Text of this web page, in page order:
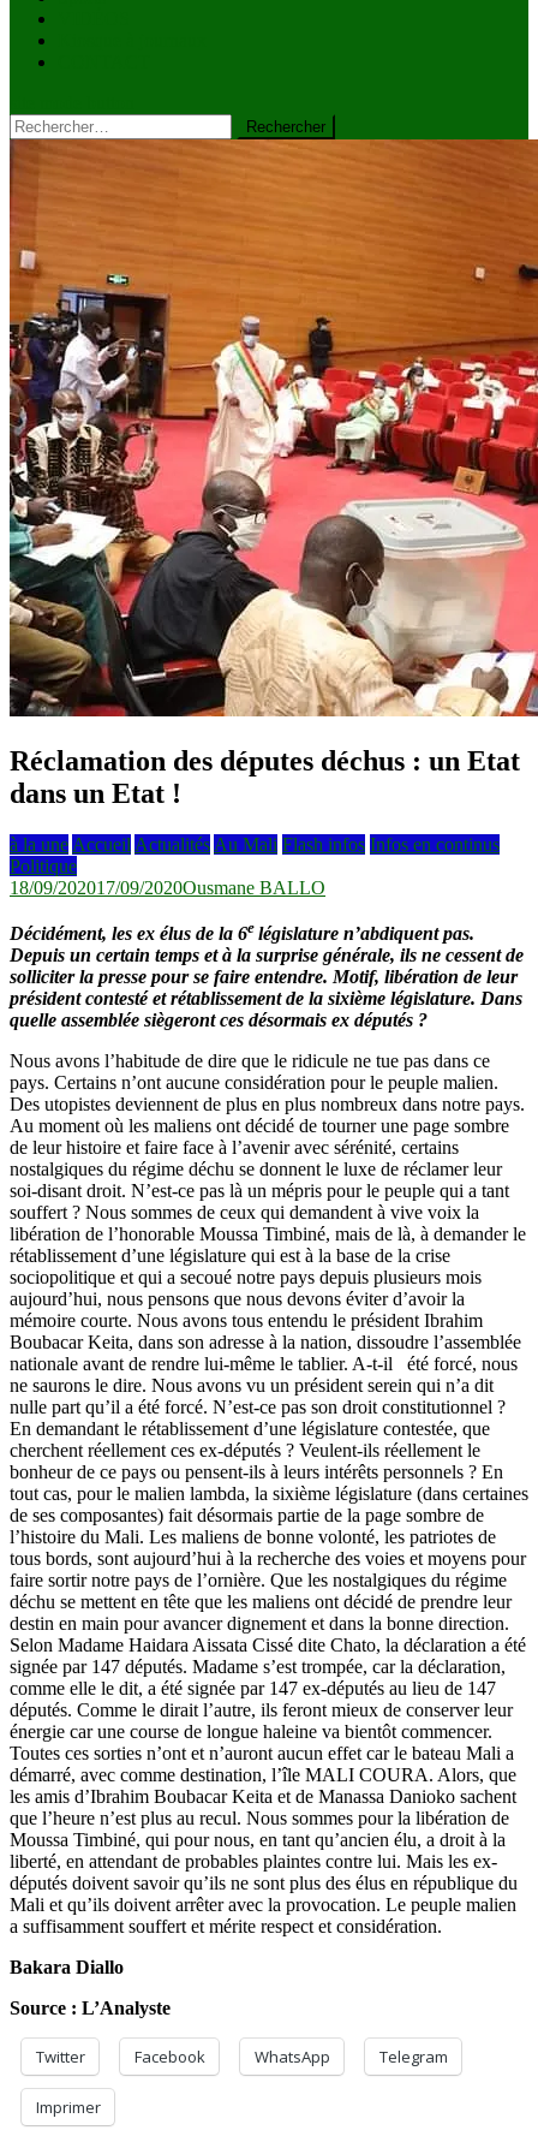
Rechercher :
Réclamation des députes déchus : un Etat
dans un Etat !
à la une Accueil Actualités Au Mali Flash infos Infos en continus
Politique
18/09/202017/09/2020Ousmane BALLO
Décidément, les ex élus de la 6e législature n’abdiquent pas.
Depuis un certain temps et à la surprise générale, ils ne cessent de
solliciter la presse pour se faire entendre. Motif, libération de leur
président contesté et rétablissement de la sixième législature. Dans
quelle assemblée siègeront ces désormais ex députés ?
Nous avons l’habitude de dire que le ridicule ne tue pas dans ce
pays. Certains n’ont aucune considération pour le peuple malien.
Des utopistes deviennent de plus en plus nombreux dans notre pays.
Au moment où les maliens ont décidé de tourner une page sombre
de leur histoire et faire face à l’avenir avec sérénité, certains
nostalgiques du régime déchu se donnent le luxe de réclamer leur
soi-disant droit. N’est-ce pas là un mépris pour le peuple qui a tant
souffert ? Nous sommes de ceux qui demandent à vive voix la
libération de l’honorable Moussa Timbiné, mais de là, à demander le
rétablissement d’une législature qui est à la base de la crise
sociopolitique et qui a secoué notre pays depuis plusieurs mois
aujourd’hui, nous pensons que nous devons éviter d’avoir la
mémoire courte. Nous avons tous entendu le président Ibrahim
Boubacar Keita, dans son adresse à la nation, dissoudre l’assemblée
nationale avant de rendre lui-même le tablier. A-t-il été forcé, nous
ne saurons le dire. Nous avons vu un président serein qui n’a dit
nulle part qu’il a été forcé. N’est-ce pas son droit constitutionnel ?
En demandant le rétablissement d’une législature contestée, que
cherchent réellement ces ex-députés ? Veulent-ils réellement le
bonheur de ce pays ou pensent-ils à leurs intérêts personnels ? En
tout cas, pour le malien lambda, la sixième législature (dans certaines
de ses composantes) fait désormais partie de la page sombre de
l’histoire du Mali. Les maliens de bonne volonté, les patriotes de
tous bords, sont aujourd’hui à la recherche des voies et moyens pour
faire sortir notre pays de l’ornière. Que les nostalgiques du régime
déchu se mettent en tête que les maliens ont décidé de prendre leur
destin en main pour avancer dignement et dans la bonne direction.
Selon Madame Haidara Aissata Cissé dite Chato, la déclaration a été
signée par 147 députés. Madame s’est trompée, car la déclaration,
comme elle le dit, a été signée par 147 ex-députés au lieu de 147
députés. Comme le dirait l’autre, ils feront mieux de conserver leur
énergie car une course de longue haleine va bientôt commencer.
Toutes ces sorties n’ont et n’auront aucun effet car le bateau Mali a
démarré, avec comme destination, l’île MALI COURA. Alors, que
les amis d’Ibrahim Boubacar Keita et de Manassa Danioko sachent
que l’heure n’est plus au recul. Nous sommes pour la libération de
Moussa Timbiné, qui pour nous, en tant qu’ancien élu, a droit à la
liberté, en attendant de probables plaintes contre lui. Mais les ex-
députés doivent savoir qu’ils ne sont plus des élus en république du
Mali et qu’ils doivent arrêter avec la provocation. Le peuple malien
a suffisamment souffert et mérite respect et considération.
Bakara Diallo
Source : L’Analyste
Twitter Facebook WhatsApp Telegram
Imprimer